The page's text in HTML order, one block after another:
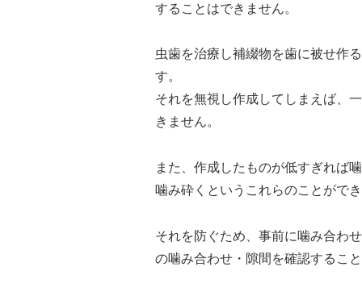
することはできません。
虫歯を治療し補綴物を歯に被せ作
す。
それを無視し作成してしまえば、
きません。
また、作成したものが低すぎれば
噛み砕くというこれらのことができ
それを防ぐため、事前に噛み合わ
の噛み合わせ・隙間を確認すること